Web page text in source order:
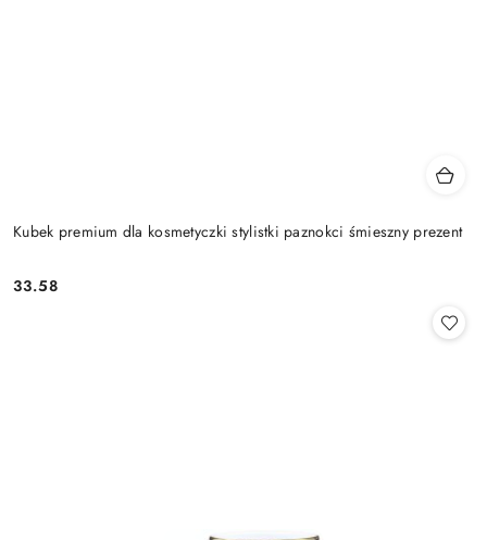
Kubek premium dla kosmetyczki stylistki paznokci śmieszny prezent
Cena:
33.58